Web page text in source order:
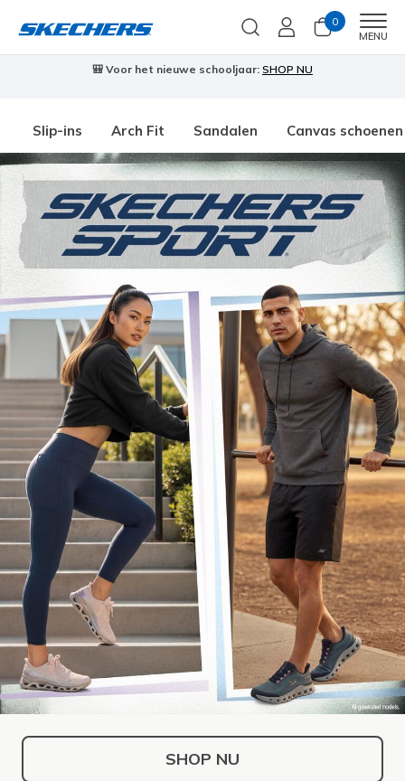
0
MENU
🎒 Voor het nieuwe schooljaar: SHOP NU
Slip-ins Arch Fit Sandalen Canvas schoenen
SHOP NU